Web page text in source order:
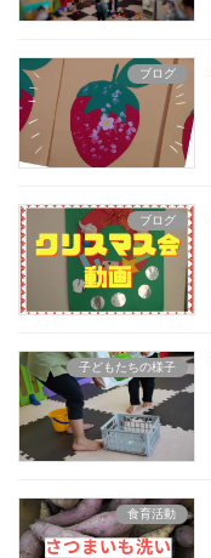
ブログ
ブログ
子どもたちの様子
食育活動